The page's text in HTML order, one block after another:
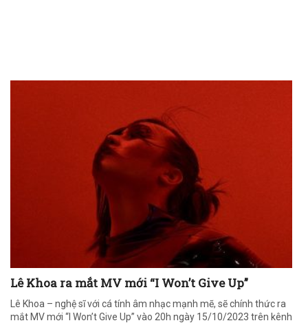
Lê Khoa ra mắt MV mới “I Won’t Give Up”
Lê Khoa – nghệ sĩ với cá tính âm nhạc mạnh mẽ, sẽ chính thức ra
mắt MV mới “I Won’t Give Up” vào 20h ngày 15/10/2023 trên kênh